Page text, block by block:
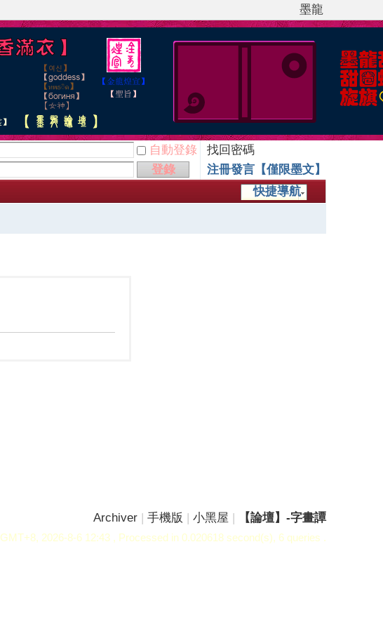
墨龍
自動登錄
找回密碼
登錄
注冊發言【僅限墨文】
快捷導航
Archiver | 手機版 | 小黑屋 | 【論壇】-字畫譚
GMT+8, 2026-8-6 12:43 , Processed in 0.020618 second(s), 6 queries .